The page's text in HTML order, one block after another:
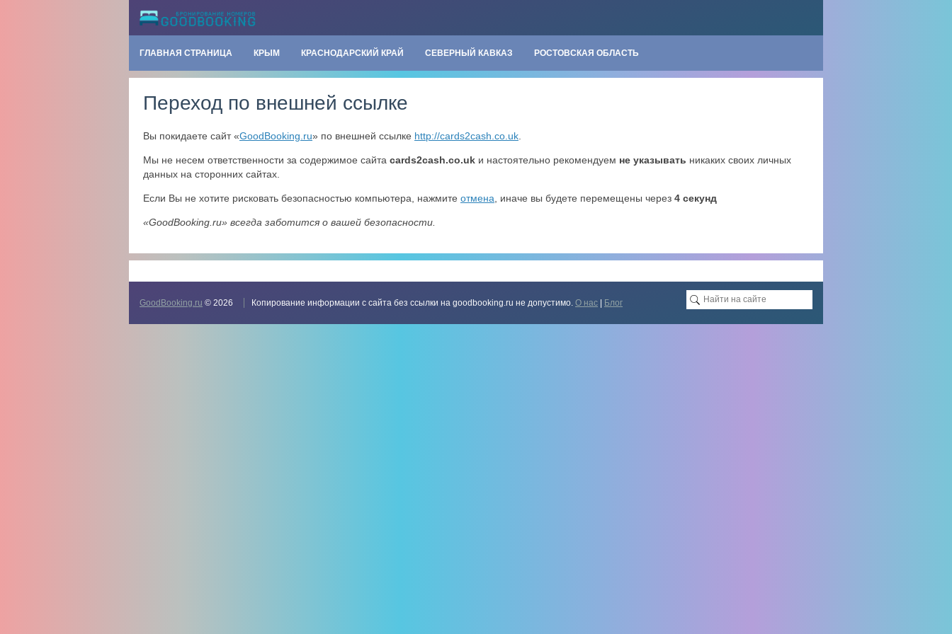
ГЛАВНАЯ СТРАНИЦА КРЫМ КРАСНОДАРСКИЙ КРАЙ СЕВЕРНЫЙ КАВКАЗ РОСТОВСКАЯ ОБЛАСТЬ
Переход по внешней ссылке
Вы покидаете сайт «GoodBooking.ru» по внешней ссылке http://cards2cash.co.uk
Мы не несем ответственности за содержимое сайта cards2cash.co.uk и настоятельно рекомендуем не указывать никаких своих личных
данных на сторонних сайтах.
Если Вы не хотите рисковать безопасностью компьютера, нажмите отмена , иначе вы будете перемещены через 4 секунд
«GoodBooking.ru» всегда заботится о вашей безопасности.
GoodBooking.ru © 2026 Копирование информации с сайта без ссылки на goodbooking.ru не допустимо. О нас Блог